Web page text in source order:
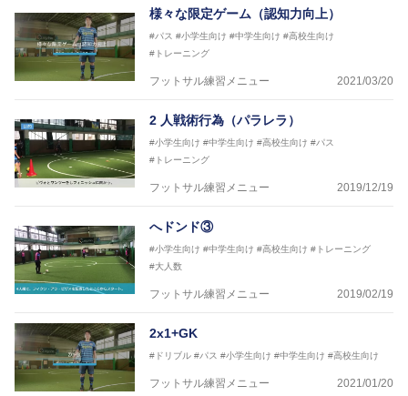
様々な限定ゲーム（認知力向上）
#パス #小学生向け #中学生向け #高校生向け
#トレーニング
フットサル練習メニュー 2021/03/20
2 人戦術行為（パラレラ）
#小学生向け #中学生向け #高校生向け #パス
#トレーニング
フットサル練習メニュー 2019/12/19
へドンド③
#小学生向け #中学生向け #高校生向け #トレーニング
#大人数
フットサル練習メニュー 2019/02/19
2x1+GK
#ドリブル #パス #小学生向け #中学生向け #高校生向け
フットサル練習メニュー 2021/01/20